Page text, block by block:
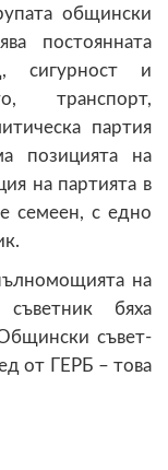
общински
постоянната
сигурност и
транспорт,
партия
позицията на
на партията в
семеен, с едно
на
бяха
съвет-
от ГЕРБ – това